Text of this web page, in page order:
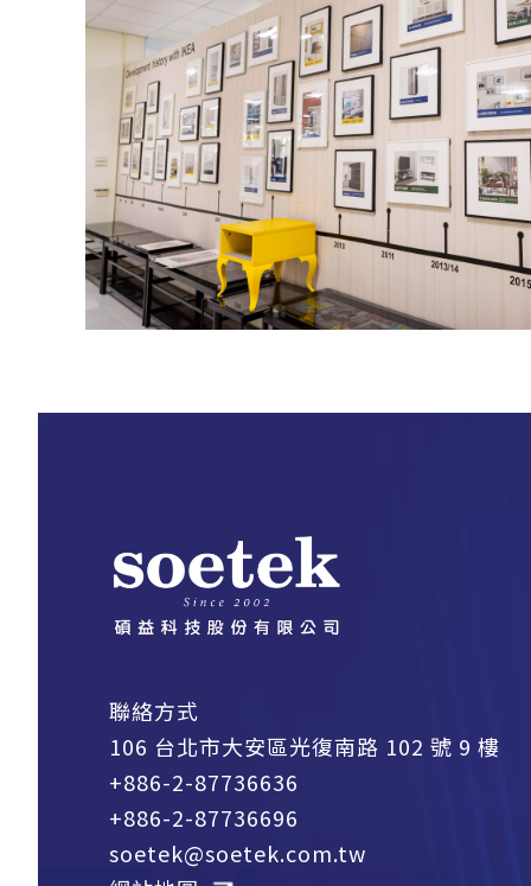
聯絡方式
106 台北市大安區光復南路 102 號 9 樓
+886-2-87736636
+886-2-87736696
soetek@soetek.com.tw